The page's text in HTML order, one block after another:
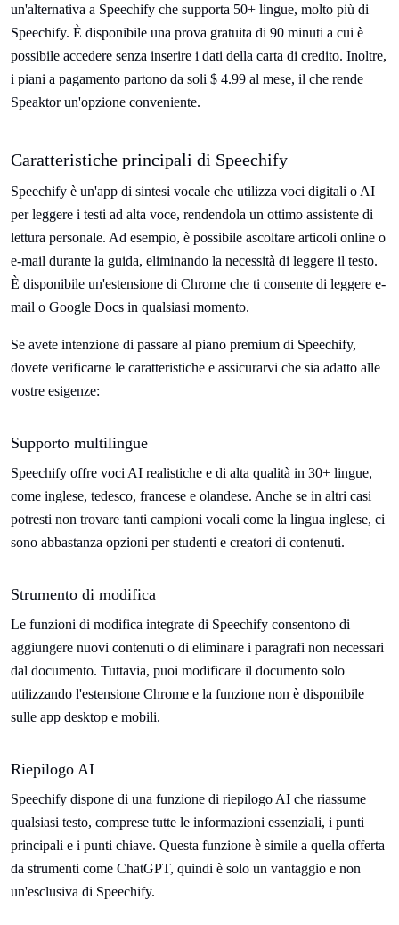
un'alternativa a Speechify che supporta 50+ lingue, molto più di
Speechify. È disponibile una prova gratuita di 90 minuti a cui è
possibile accedere senza inserire i dati della carta di credito. Inoltre,
i piani a pagamento partono da soli $ 4.99 al mese, il che rende
Speaktor un'opzione conveniente.
Caratteristiche principali di Speechify
Speechify è un'app di sintesi vocale che utilizza voci digitali o AI
per leggere i testi ad alta voce, rendendola un ottimo assistente di
lettura personale. Ad esempio, è possibile ascoltare articoli online o
e-mail durante la guida, eliminando la necessità di leggere il testo.
È disponibile un'estensione di Chrome che ti consente di leggere e-
mail o Google Docs in qualsiasi momento.
Se avete intenzione di passare al piano premium di Speechify,
dovete verificarne le caratteristiche e assicurarvi che sia adatto alle
vostre esigenze:
Supporto multilingue
Speechify offre voci AI realistiche e di alta qualità in 30+ lingue,
come inglese, tedesco, francese e olandese. Anche se in altri casi
potresti non trovare tanti campioni vocali come la lingua inglese, ci
sono abbastanza opzioni per studenti e creatori di contenuti.
Strumento di modifica
Le funzioni di modifica integrate di Speechify consentono di
aggiungere nuovi contenuti o di eliminare i paragrafi non necessari
dal documento. Tuttavia, puoi modificare il documento solo
utilizzando l'estensione Chrome e la funzione non è disponibile
sulle app desktop e mobili.
Riepilogo AI
Speechify dispone di una funzione di riepilogo AI che riassume
qualsiasi testo, comprese tutte le informazioni essenziali, i punti
principali e i punti chiave. Questa funzione è simile a quella offerta
da strumenti come ChatGPT, quindi è solo un vantaggio e non
un'esclusiva di Speechify.